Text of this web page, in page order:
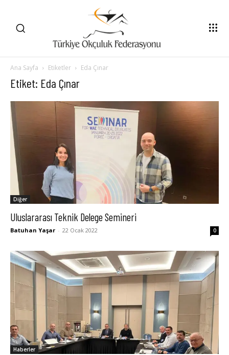
Ana Sayfa Etiketler Eda Çınar
Etiket: Eda Çınar
Diğer
Uluslararası Teknik Delege Semineri
Batuhan Yaşar - 22 Ocak 2022 0
Haberler